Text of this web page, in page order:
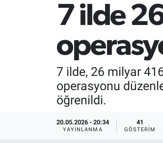
7 ilde
7 ilde, 26 milyar
operasyonu
öğrenildi.
20.05.2026 - 20:34
YAYINLANMA
41
GÖSTERIM
EKONOMİ
Adapazarı Trafik Yoğunluk Haritası
Tüm Manşetler
Son Dakika Haberleri